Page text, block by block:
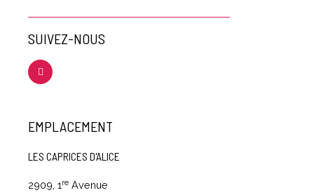
SUIVEZ-NOUS
EMPLACEMENT
LES CAPRICES D'ALICE
2909, 1 re Avenue